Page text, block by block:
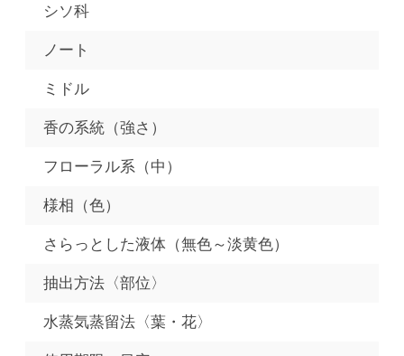
シソ科
ノート
ミドル
香の系統（強さ）
フローラル系（中）
様相（色）
さらっとした液体（無色～淡黄色）
抽出方法〈部位〉
水蒸気蒸留法〈葉・花〉